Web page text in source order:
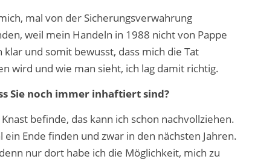
mal von der Sicherungsverwahrung
weil mein Handeln in 1988 nicht von Pappe
und somit bewusst, dass mich die Tat
wird und wie man sieht, ich lag damit richtig.
Sie noch immer inhaftiert sind?
befinde, das kann ich schon nachvollziehen.
Ende finden und zwar in den nächsten Jahren.
nur dort habe ich die Möglichkeit, mich zu